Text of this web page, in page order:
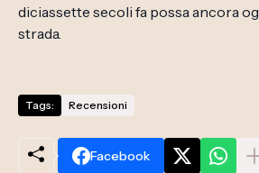
diciassette secoli fa possa ancora
strada.
Tags: Recensioni
Facebook